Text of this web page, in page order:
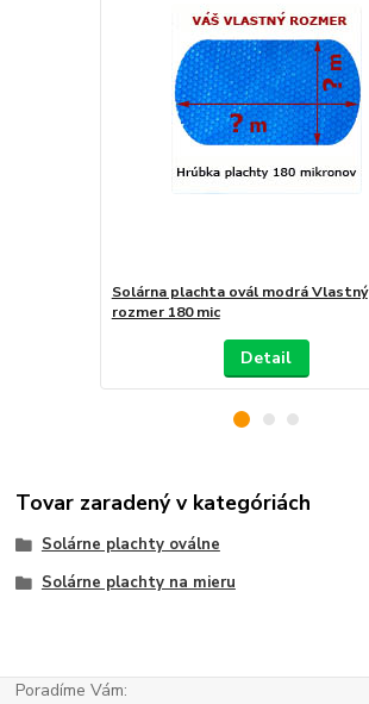
Solárna plachta ovál modrá Vlastný
rozmer 180 mic
Detail
Tovar zaradený v kategóriách
Solárne plachty oválne
Solárne plachty na mieru
Poradíme Vám: